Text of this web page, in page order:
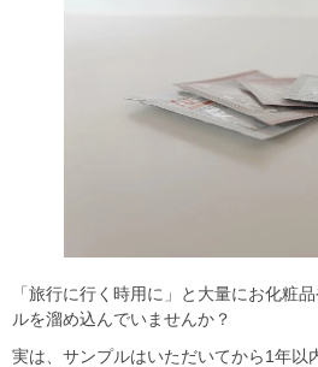
「旅行に行く時用に」と大量にお化粧
ルを溜め込んでいませんか？
実は、サンプルはいただいてから1年以